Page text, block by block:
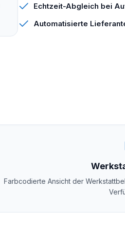
Echtzeit-Abgleich bei
Automatisierte
Farbcodierte Ansicht der